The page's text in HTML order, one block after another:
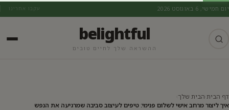
יום חמישי, 6 באוגוסט 2026 עקבו אחרינו
belightful
ההשראה שלך לחיים טובים
דף הבית הבית שלך
איך ליצור מרחב אישי לשלום פנימי: טיפים לעיצוב סביבה שמרגיעה את הנפש